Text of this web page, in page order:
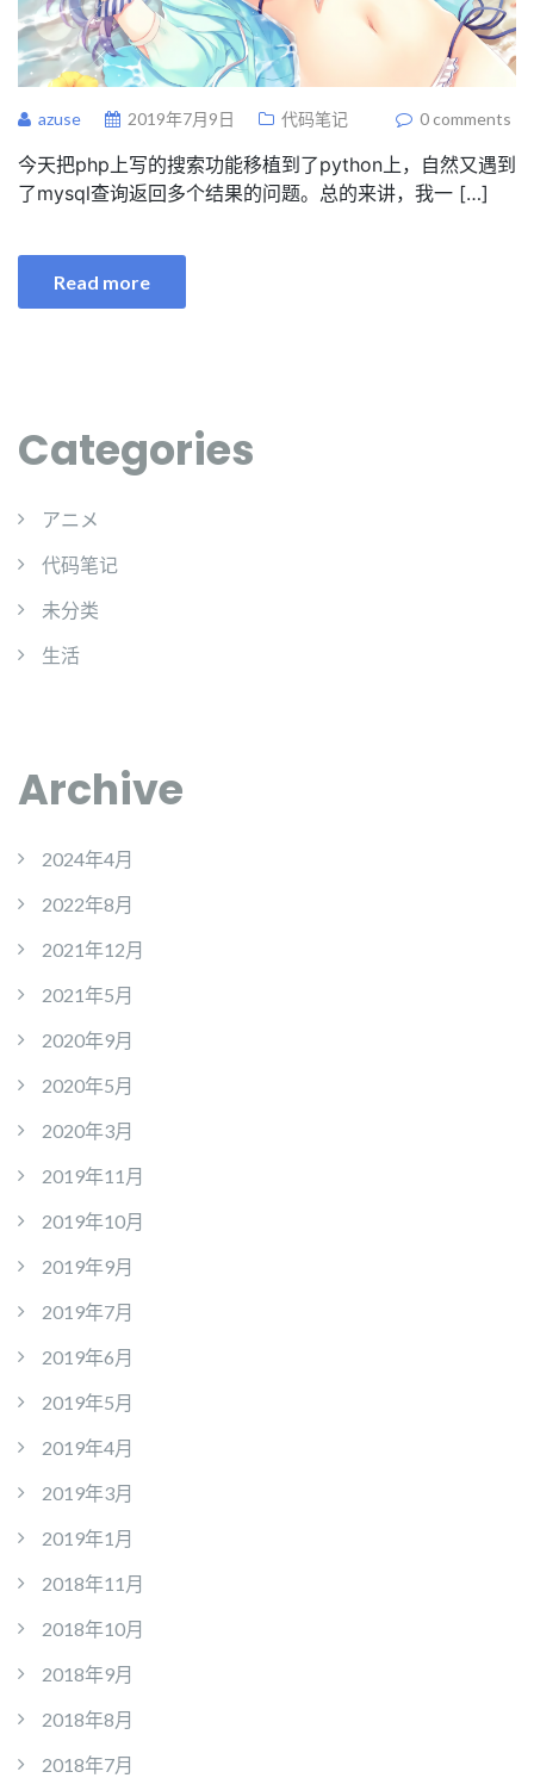
azuse 2019年7月9日 代码笔记 0 comments
今天把php上写的搜索功能移植到了python上，自然又遇到
了mysql查询返回多个结果的问题。总的来讲，我一 […]
Read more
Categories
アニメ
代码笔记
未分类
生活
Archive
2024年4月
2022年8月
2021年12月
2021年5月
2020年9月
2020年5月
2020年3月
2019年11月
2019年10月
2019年9月
2019年7月
2019年6月
2019年5月
2019年4月
2019年3月
2019年1月
2018年11月
2018年10月
2018年9月
2018年8月
2018年7月